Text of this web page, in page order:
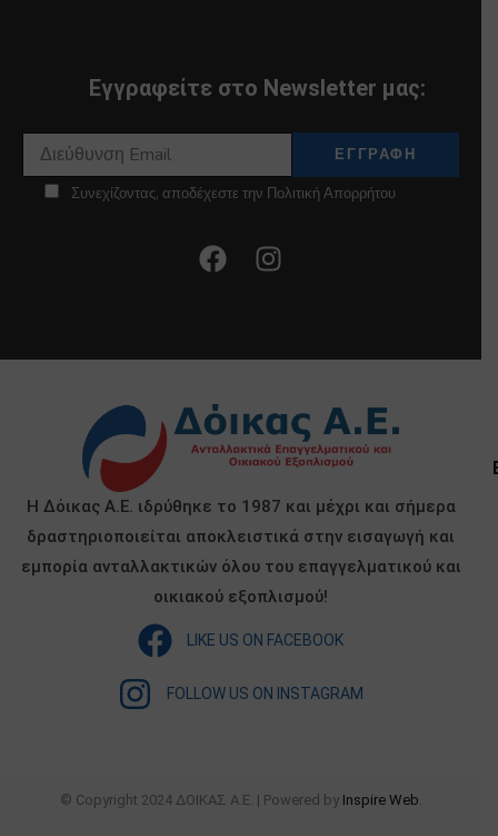
Εγγραφείτε στο Newsletter μας:
Συνεχίζοντας, αποδέχεστε την Πολιτική Απορρήτου
Η Δόικας Α.Ε. ιδρύθηκε το 1987 και μέχρι και σήμερα
δραστηριοποιείται αποκλειστικά στην εισαγωγή και
εμπορία ανταλλακτικών όλου του επαγγελματικού και
οικιακού εξοπλισμού!
LIKE US ON FACEBOOK
FOLLOW US ON INSTAGRAM
© Copyright 2024 ΔΟΙΚΑΣ Α.Ε. | Powered by Inspire Web.